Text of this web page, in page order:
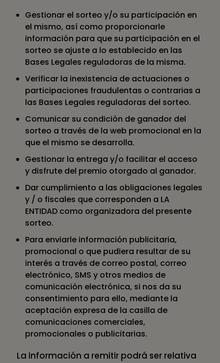
Gestionar el sorteo y/o su participación en
el mismo, así como proporcionarle
información para que su participación en el
sorteo se ajuste a lo establecido en las
Bases Legales reguladoras de la misma.
Verificar la inexistencia de actuaciones o
participaciones fraudulentas o contrarias a
las Bases Legales reguladoras del sorteo.
Comunicar su condición de ganador del
sorteo a través de la web promocional en la
que el mismo se desarrolla.
Gestionar la entrega y/o facilitar el acceso
y disfrute del premio otorgado al ganador.
Dar cumplimiento a las obligaciones legales
y / o fiscales que corresponden a LA
ENTIDAD como organizadora del presente
sorteo.
Para enviarle información publicitaria,
promocional o que pudiera resultar de su
interés a través de correo postal, correo
electrónico, SMS y otros medios de
comunicación electrónica, si nos da su
consentimiento para ello, mediante la
aceptación expresa de la casilla de
comunicaciones comerciales,
promocionales o publicitarias.
La información a remitir podrá ser relativa